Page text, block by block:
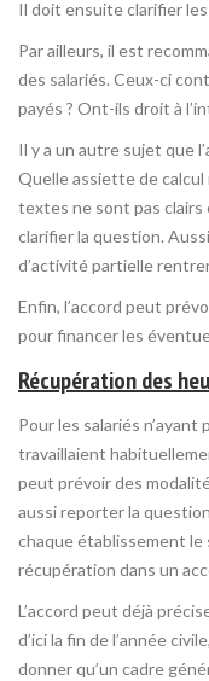
Il doit ensuite clarifier
Par ailleurs, il est
des salariés. Ceux-ci
payés ? Ont-ils droit à
Il y a un autre sujet que
Quelle assiette de calcul
textes ne sont pas clairs
clarifier la question.
d’activité partielle
Enfin, l’accord peut
pour financer les
Récupération des
Pour les salariés
travaillaient
peut prévoir des
aussi reporter la
chaque établissement le
récupération dans un
L’accord peut déjà
d’ici la fin de l’année
donner qu’un cadre